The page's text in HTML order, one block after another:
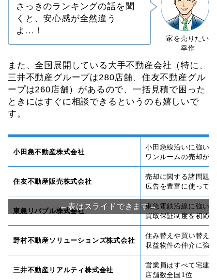
さっきのランキングの話を聞
くと、安心感が全然違う
よ…！
また、全国展開している大手不動産会社（特に、
三井不動産グループは280店舗、住友不動産グル
ープは260店舗）があるので、一括見積で困った
ときにはすぐに相談できるというのも嬉しいで
す。
小田急不動産株式会社
小田急線沿いに強い
ワンルームの売却が
住友不動産販売株式会社
売却に関する諸問題
広告を豊富に使って
東急リバブル株式会社
東急電鉄沿線に強い
買取保証制度を初め
野村不動産ソリューションズ株式会社
住み替えや買い替え
収益物件の仲介に強い
三井不動産リアルティ株式会社
営業員はすべて宅建
店舗数全国1位